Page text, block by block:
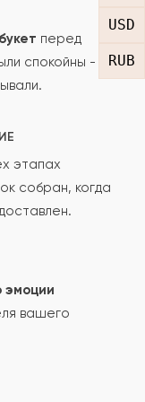
USD
RUB
красиво и
Все
один.
перед
спокойны -
этапах
собран, когда
эмоции
вашего